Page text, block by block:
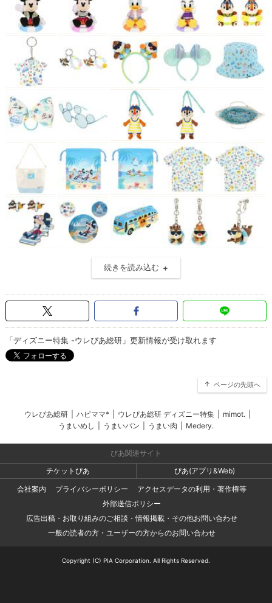
続きを読み込む
「ディズニー特集 -ウレぴあ総研」更新情報が受け取れます
ページの先頭へ
ウレぴあ総研 ハピママ* ウレぴあ総研 ディズニー特集 mimot.
うまいめし
うまいパン うまい肉 Medery.
ぴあ関連サイト
チケットぴあ
ぴあ(アプリ&Web)
会社案内
プライバシーポリシー
アクセスデータの利用・著作権等
外部送信ポリシー
広告出稿・お取り組みのご相談・情報掲載・その他お問い合わせ
一般の読者の方・ユーザーの方からのお問い合わせ
Copyright (C) PIA Corporation. All Rights Reserved.